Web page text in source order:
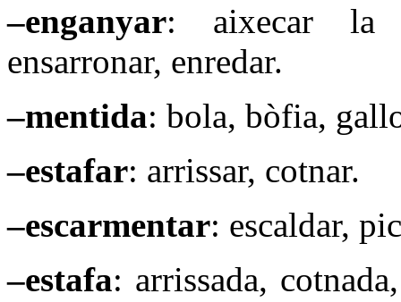
–enganyar: aixecar la
ensarronar, enredar.
–mentida: bola, bòfia,
–estafar: arrissar, cotnar.
–escarmentar: escaldar,
–estafa: arrissada,